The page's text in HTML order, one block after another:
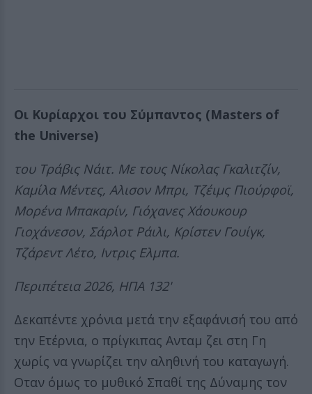
Οι Κυρίαρχοι του Σύμπαντος (Masters of
the Universe)
του Τράβις Νάιτ. Με τους Νίκολας Γκαλιτζίν,
Καμίλα Μέντες, Αλισον Μπρι, Τζέιμς Πιούρφοϊ,
Μορένα Μπακαρίν, Γιόχανες Χάουκουρ
Γιοχάνεσον, Σάρλοτ Ράιλι, Κρίστεν Γουίγκ,
Τζάρεντ Λέτο, Ιντρις Ελμπα.
Περιπέτεια 2026, ΗΠΑ 132'
Δεκαπέντε χρόνια μετά την εξαφάνισή του από
την Ετέρνια, ο πρίγκιπας Ανταμ ζει στη Γη
χωρίς να γνωρίζει την αληθινή του καταγωγή.
Οταν όμως το μυθικό Σπαθί της Δύναμης τον